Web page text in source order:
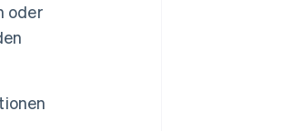
oder